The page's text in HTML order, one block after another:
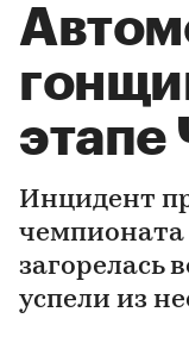
Инцидент
загорелась
успели из